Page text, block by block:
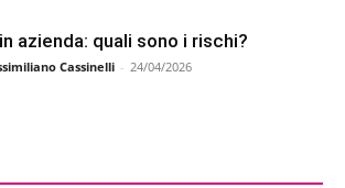
azienda: quali sono i rischi?
Cassinelli - 24/04/2026